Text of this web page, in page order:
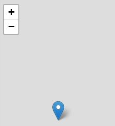
+
−